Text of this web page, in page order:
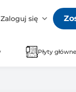
Zaloguj się
Płyty główne